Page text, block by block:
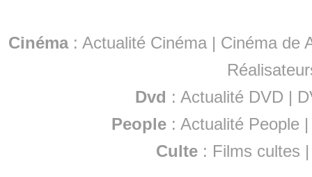
Cinéma: Actualité Cinéma | Cinéma de
Dvd : Actualité DVD |
People :Actualité People
Culte : Films cultes